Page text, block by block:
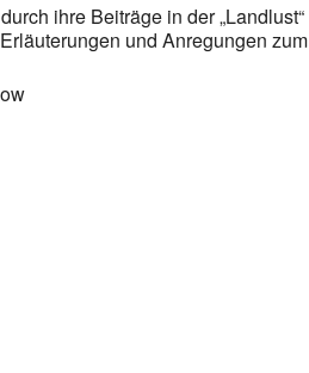
ihre Beiträge in der
und Anregungen